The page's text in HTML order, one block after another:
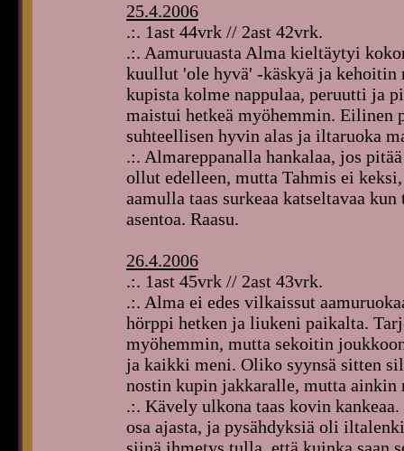
25.4.2006
.:. 1ast 44vrk // 2ast 42vrk.
.:. Aamuruuasta Alma kieltäytyi
kuullut 'ole hyvä' -käskyä ja kehoitin
kupista kolme nappulaa, peruutti ja
maistui hetkeä myöhemmin. Eilinen
suhteellisen hyvin alas ja iltaruoka
.:. Almareppanalla hankalaa, jos
ollut edelleen, mutta Tahmis ei
aamulla taas surkeaa katseltavaa
asentoa. Raasu.
26.4.2006
.:. 1ast 45vrk // 2ast 43vrk.
.:. Alma ei edes vilkaissut
hörppi hetken ja liukeni paikalta.
myöhemmin, mutta sekoitin
ja kaikki meni. Oliko syynsä sitten
nostin kupin jakkaralle, mutta ainkin
.:. Kävely ulkona taas kovin
osa ajasta, ja pysähdyksiä oli